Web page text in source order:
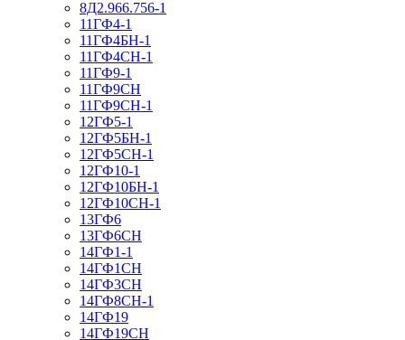
8Д2.966.756-1
11ГФ4-1
11ГФ4БН-1
11ГФ4СН-1
11ГФ9-1
11ГФ9СН
11ГФ9СН-1
12ГФ5-1
12ГФ5БН-1
12ГФ5СН-1
12ГФ10-1
12ГФ10БН-1
12ГФ10СН-1
13ГФ6
13ГФ6СН
14ГФ1-1
14ГФ1СН
14ГФ3СН
14ГФ8СН-1
14ГФ19
14ГФ19СН